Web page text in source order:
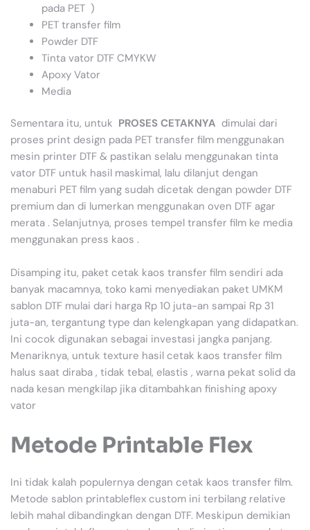
pada PET )
PET transfer film
Powder DTF
Tinta vator DTF CMYKW
Apoxy Vator
Media
Sementara itu, untuk PROSES CETAKNYA dimulai dari
proses print design pada PET transfer film menggunakan
mesin printer DTF & pastikan selalu menggunakan tinta
vator DTF untuk hasil maskimal, lalu dilanjut dengan
menaburi PET film yang sudah dicetak dengan powder DTF
premium dan di lumerkan menggunakan oven DTF agar
merata . Selanjutnya, proses tempel transfer film ke media
menggunakan press kaos .
Disamping itu, paket cetak kaos transfer film sendiri ada
banyak macamnya, toko kami menyediakan paket UMKM
sablon DTF mulai dari harga Rp 10 juta-an sampai Rp 31
juta-an, tergantung type dan kelengkapan yang didapatkan.
Ini cocok digunakan sebagai investasi jangka panjang.
Menariknya, untuk texture hasil cetak kaos transfer film
halus saat diraba , tidak tebal, elastis , warna pekat solid da
nada kesan mengkilap jika ditambahkan finishing apoxy
vator
Metode Printable Flex
Ini tidak kalah populernya dengan cetak kaos transfer film.
Metode sablon printableflex custom ini terbilang relative
lebih mahal dibandingkan dengan DTF. Meskipun demikian